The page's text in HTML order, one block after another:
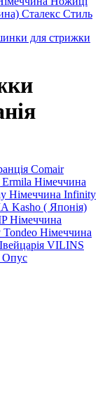
Сталекс Стиль
для стрижки
Comair
Ermila Німеччина
Німеччина Infinity
Kasho ( Японія)
Німеччина
Tondeo Німеччина
VILINS
Опус